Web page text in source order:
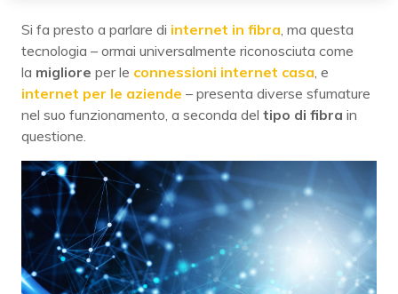
Si fa presto a parlare di internet in fibra, ma questa
tecnologia – ormai universalmente riconosciuta come
la migliore per le connessioni internet casa, e
internet per le aziende – presenta diverse sfumature
nel suo funzionamento, a seconda del tipo di fibra in
questione.